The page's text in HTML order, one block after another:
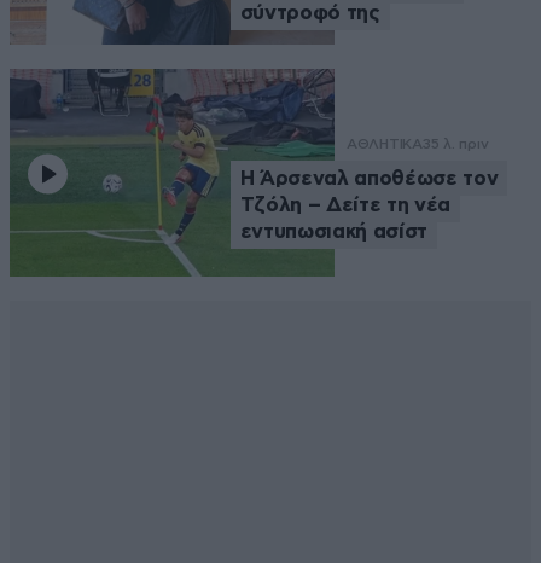
σύντροφό της
ΑΘΛΗΤΙΚΑ35 λ. πριν
Η Άρσεναλ αποθέωσε τον
Τζόλη – Δείτε τη νέα
εντυπωσιακή ασίστ